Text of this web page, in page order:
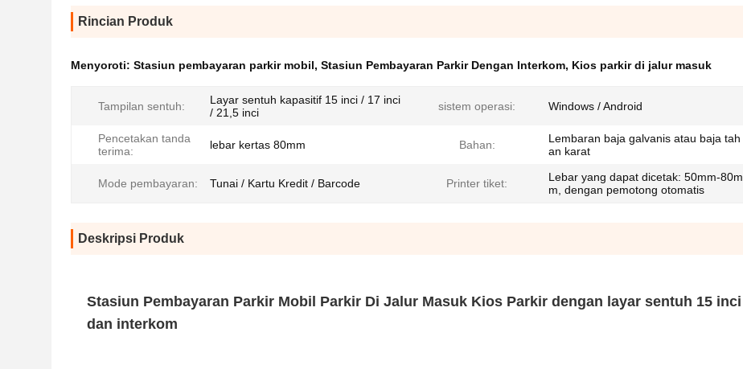
Rincian Produk
Menyoroti: Stasiun pembayaran parkir mobil, Stasiun Pembayaran Parkir Dengan Interkom, Kios parkir di jalur masuk
Tampilan sentuh:
Layar sentuh kapasitif 15 inci / 17 inci
/ 21,5 inci
sistem operasi: Windows / Android
Pencetakan tanda
terima:
lebar kertas 80mm Bahan:
Lembaran baja galvanis atau baja tah
an karat
Mode pembayaran: Tunai / Kartu Kredit / Barcode Printer tiket:
Lebar yang dapat dicetak: 50mm-80m
m, dengan pemotong otomatis
Deskripsi Produk
Stasiun Pembayaran Parkir Mobil Parkir Di Jalur Masuk Kios Parkir dengan layar sentuh 15 inci
dan interkom